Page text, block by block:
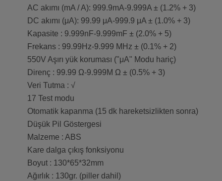
AC akımı (mA / A): 999.9mA-9.999A ± (1.2% + 3)
DC akımı (μA): 99.99 μA-999.9 μA ± (1.0% + 3)
Kapasite : 9.999nF-9.999mF ± (2.0% + 5)
Frekans : 99.99Hz-9.999 MHz ± (0.1% + 2)
550V Aşırı yük koruması ("μA" Modu hariç)
Direnç : 99.99 Ω-9.999M Ω ± (0.5% + 3)
Veri Tutma : √
17 Test modu
Otomatik kapanma (15 dk hareketsizlikten sonra)
Düşük Pil Göstergesi
Malzeme : ABS
Kare dalga çıkış fonksiyonu
Boyut : 130*65*32mm
Ağırlık : 130gr. (piller dahil)